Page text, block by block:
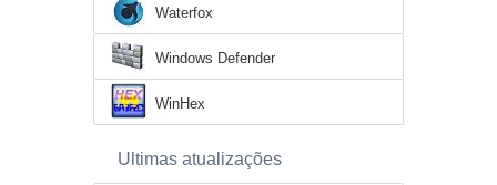
Waterfox
Windows Defender
WinHex
Ultimas atualizações